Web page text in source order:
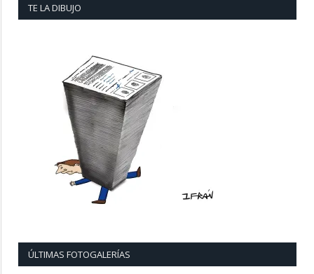
TE LA DIBUJO
ÚLTIMAS FOTOGALERÍAS